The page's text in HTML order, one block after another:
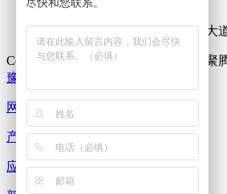
公司地址：新乡市牧野区宏力大
Copyright © 2025 利菲尔特（商标：聚
豫ICP备18000213号-15
网站首页
产品中心
应用案例